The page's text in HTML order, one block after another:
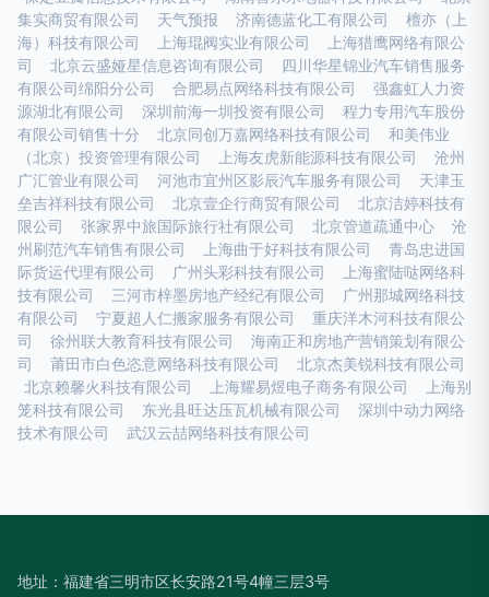
集实商贸有限公司
天气预报 济南德蓝化工有限公司
檀亦（上
海）科技有限公司
上海琨阀实业有限公司
上海猎鹰网络有限公
司
北京云盛娅星信息咨询有限公司
四川华星锦业汽车销售服务
有限公司绵阳分公司
合肥易点网络科技有限公司
强鑫虹人力资
源湖北有限公司
深圳前海一圳投资有限公司
程力专用汽车股份
有限公司销售十分
北京同创万嘉网络科技有限公司
和美伟业
（北京）投资管理有限公司
上海友虎新能源科技有限公司
沧州
广汇管业有限公司
河池市宜州区影辰汽车服务有限公司
天津玉
垒吉祥科技有限公司
北京壹企行商贸有限公司
北京洁婷科技有
限公司
张家界中旅国际旅行社有限公司 北京管道疏通中心
沧
州刷范汽车销售有限公司
上海曲于好科技有限公司
青岛忠进国
际货运代理有限公司
广州头彩科技有限公司
上海蜜陆哒网络科
技有限公司
三河市梓墨房地产经纪有限公司
广州那城网络科技
有限公司
宁夏超人仁搬家服务有限公司
重庆洋木河科技有限公
司
徐州联大教育科技有限公司
海南正和房地产营销策划有限公
司
莆田市白色恣意网络科技有限公司
北京杰美锐科技有限公司
北京赖馨火科技有限公司
上海耀易煜电子商务有限公司
上海别
笼科技有限公司
东光县旺达压瓦机械有限公司
深圳中动力网络
技术有限公司
武汉云喆网络科技有限公司
地址：福建省三明市区长安路21号4幢三层3号